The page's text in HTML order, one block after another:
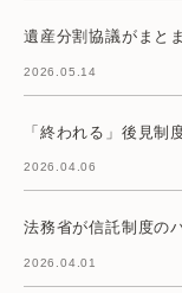
遺産分割協議がまと
2026.05.14
「終われる」後見制
2026.04.06
法務省が信託制度の
2026.04.01